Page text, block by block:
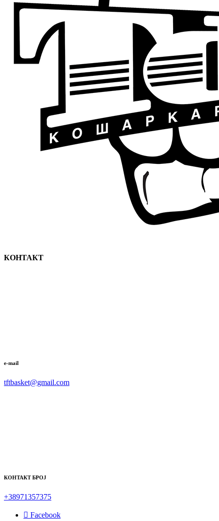
КОНТАКТ
e-mail
tftbasket@gmail.com
КОНТАКТ БРОЈ
+38971357375
Facebook